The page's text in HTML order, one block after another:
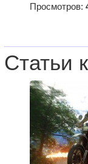
Просмотров:
Статьи